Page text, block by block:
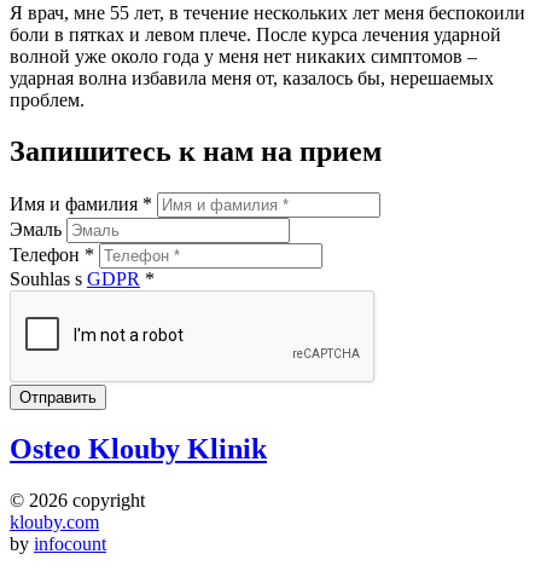
Я врач, мне 55 лет, в течение нескольких лет меня беспокоили
боли в пятках и левом плече. После курса лечения ударной
волной уже около года у меня нет никаких симптомов –
ударная волна избавила меня от, казалось бы, нерешаемых
проблем.
Запишитесь к нам на прием
Имя и фамилия *
Эмаль
Телефон *
Souhlas s GDPR *
Osteo Klouby Klinik
© 2026 copyright
klouby.com
by infocount